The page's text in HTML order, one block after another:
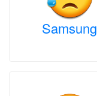
Samsung